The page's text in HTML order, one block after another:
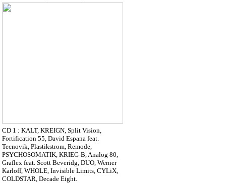
CD 1 : KALT, KREIGN, Split Vision,
Fortification 55, David Espana feat.
Tecnovik, Plastikstrom, Remode,
PSYCHOSOMATIK, KRIEG-B, Analog 80,
Graflex feat. Scott Beveridg, DUO, Werner
Karloff, WHOLE, Invisible Limits, CYLiX,
COLDSTAR, Decade Eight.